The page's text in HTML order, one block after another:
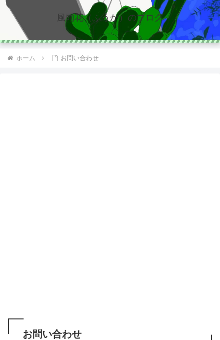
風雨花（ふうか）のブログ
ホーム お問い合わせ
お問い合わせ